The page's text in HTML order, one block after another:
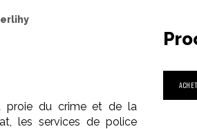
proie du crime et de la
les services de police